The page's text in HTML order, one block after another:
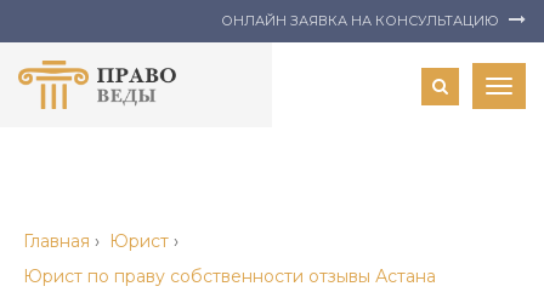
ОНЛАЙН ЗАЯВКА НА КОНСУЛЬТАЦИЮ
Главная › Юрист ›
Юрист по праву собственности отзывы Астана